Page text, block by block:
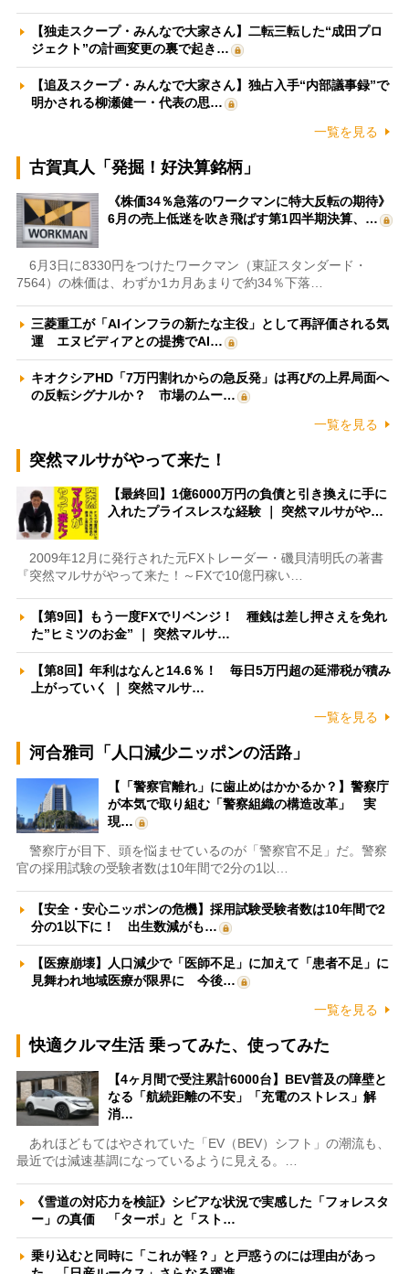
【独走スクープ・みんなで大家さん】二転三転した“成田プロ
ジェクト”の計画変更の裏で起き…
【追及スクープ・みんなで大家さん】独占入手“内部議事録”で
明かされる柳瀬健一・代表の思…
一覧を見る
古賀真人「発掘！好決算銘柄」
《株価34％急落のワークマンに特大反転の期待》
6月の売上低迷を吹き飛ばす第1四半期決算、…
6月3日に8330円をつけたワークマン（東証スタンダード・
7564）の株価は、わずか1カ月あまりで約34％下落…
三菱重工が「AIインフラの新たな主役」として再評価される気
運 エヌビディアとの提携でAI…
キオクシアHD「7万円割れからの急反発」は再びの上昇局面へ
の反転シグナルか？ 市場のムー…
一覧を見る
突然マルサがやって来た！
【最終回】1億6000万円の負債と引き換えに手に
入れたプライスレスな経験 ｜ 突然マルサがや…
2009年12月に発行された元FXトレーダー・磯貝清明氏の著書
『突然マルサがやって来た！～FXで10億円稼い…
【第9回】もう一度FXでリベンジ！ 種銭は差し押さえを免れ
た”ヒミツのお金” ｜ 突然マルサ…
【第8回】年利はなんと14.6％！ 毎日5万円超の延滞税が積み
上がっていく ｜ 突然マルサ…
一覧を見る
河合雅司「人口減少ニッポンの活路」
【「警察官離れ」に歯止めはかかるか？】警察庁
が本気で取り組む「警察組織の構造改革」 実
現…
警察庁が目下、頭を悩ませているのが「警察官不足」だ。警察
官の採用試験の受験者数は10年間で2分の1以…
【安全・安心ニッポンの危機】採用試験受験者数は10年間で2
分の1以下に！ 出生数減がも…
【医療崩壊】人口減少で「医師不足」に加えて「患者不足」に
見舞われ地域医療が限界に 今後…
一覧を見る
快適クルマ生活 乗ってみた、使ってみた
【4ヶ月間で受注累計6000台】BEV普及の障壁と
なる「航続距離の不安」「充電のストレス」解
消…
あれほどもてはやされていた「EV（BEV）シフト」の潮流も、
最近では減速基調になっているように見える。…
《雪道の対応力を検証》シビアな状況で実感した「フォレスタ
ー」の真価 「ターボ」と「スト…
乗り込むと同時に「これが軽？」と戸惑うのには理由があっ